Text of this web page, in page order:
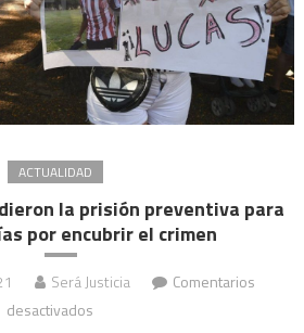
ACTUALIDAD
la prisión preventiva para
por encubrir el crimen
Será Justicia
Comentarios
desactivados